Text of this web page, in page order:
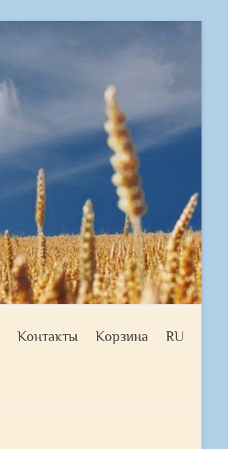
Контакты Корзина RU